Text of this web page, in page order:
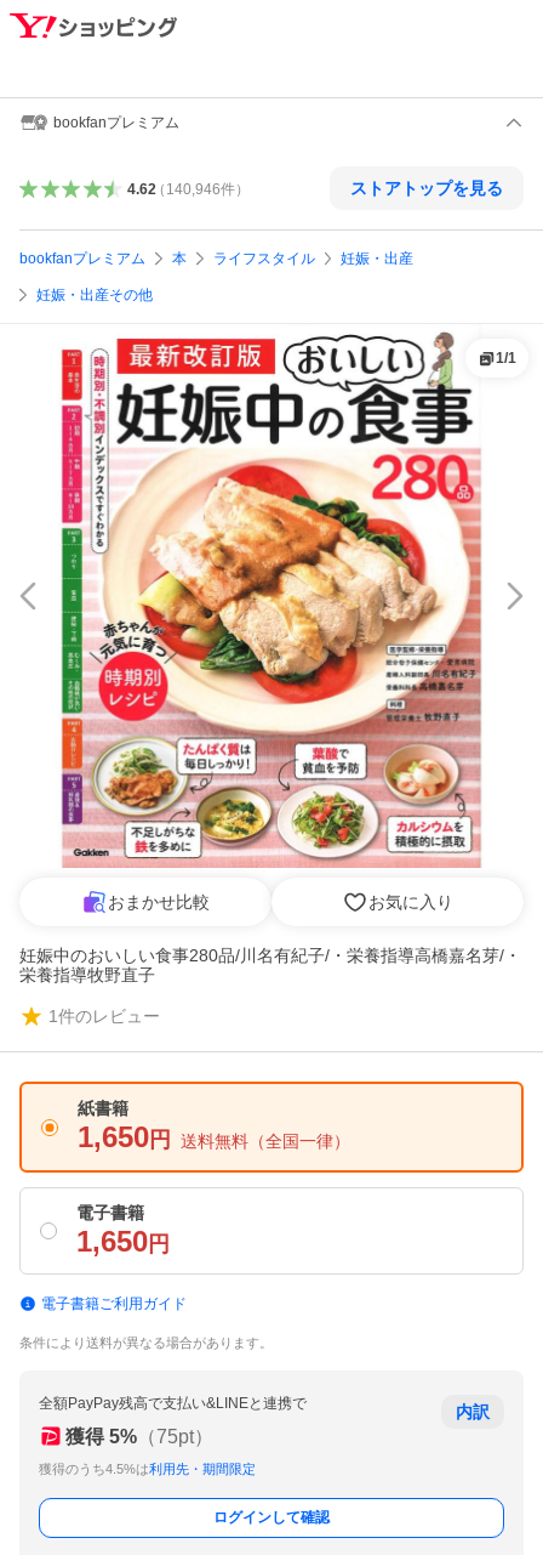
bookfanプレミアム
4.62（ 140,946件） ストアトップを見る
bookfanプレミアム 本 ライフスタイル 妊娠・出産
妊娠・出産その他
1/1
おまかせ比較 お気に入り
妊娠中のおいしい食事280品/川名有紀子/・栄養指導高橋嘉名芽/・
栄養指導牧野直子
1件のレビュー
紙書籍
1,650 円 送料無料 （全国一律）
電子書籍
1,650 円
電子書籍ご利用ガイド
条件により送料が異なる場合があります。
全額PayPay残高で支払い&LINEと連携で
獲得 5% （75pt）
獲得のうち4.5%は利用先・期間限定
内訳
ログインして確認